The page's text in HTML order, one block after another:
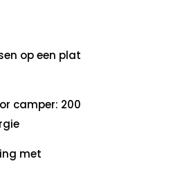
op een plat
camper: 200
met